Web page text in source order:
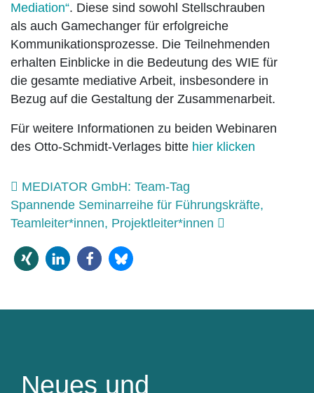
Mediation“. Diese sind sowohl Stellschrauben
als auch Gamechanger für erfolgreiche
Kommunikationsprozesse. Die Teilnehmenden
erhalten Einblicke in die Bedeutung des WIE für
die gesamte mediative Arbeit, insbesondere in
Bezug auf die Gestaltung der Zusammenarbeit.
Für weitere Informationen zu beiden Webinaren
des Otto-Schmidt-Verlages bitte hier klicken
Beitrags-Navigation
MEDIATOR GmbH: Team-Tag
Spannende Seminarreihe für Führungskräfte,
Teamleiter*innen, Projektleiter*innen
Neues und